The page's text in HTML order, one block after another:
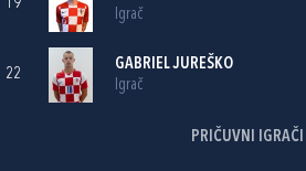
19
Igrač
22
GABRIEL JUREŠKO
Igrač
PRIČUVNI IGRAČI